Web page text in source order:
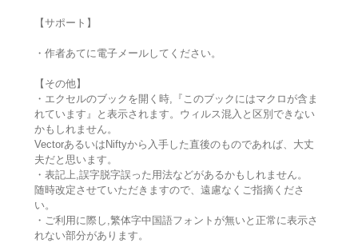
【サポート】
・作者あてに電子メールしてください。
【その他】
・エクセルのブックを開く時,『このブックにはマクロが含ま
れています』と表示されます。ウィルス混入と区別できない
かもしれません。
VectorあるいはNiftyから入手した直後のものであれば、大丈
夫だと思います。
・表記上,誤字脱字誤った用法などがあるかもしれません。
随時改定させていただきますので、遠慮なくご指摘くださ
い。
・ご利用に際し,繁体字中国語フォントが無いと正常に表示さ
れない部分があります。